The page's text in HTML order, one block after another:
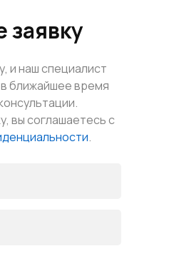
заявку
и наш специалист
ближайшее время
вы соглашаетесь с
.